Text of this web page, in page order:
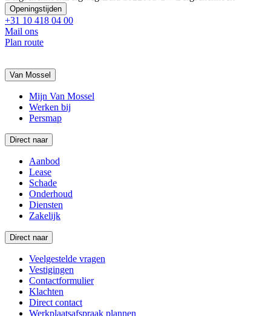
Openingstijden
+31 10 418 04 00
Mail ons
Plan route
Van Mossel
Mijn Van Mossel
Werken bij
Persmap
Direct naar
Aanbod
Lease
Schade
Onderhoud
Diensten
Zakelijk
Direct naar
Veelgestelde vragen
Vestigingen
Contactformulier
Klachten
Direct contact
Werkplaatsafspraak plannen